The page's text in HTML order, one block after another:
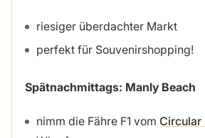
riesiger überdachter Markt
perfekt für Souvenirshopping!
Spätnachmittags: Manly Beach
nimm die Fähre F1 vom Circular